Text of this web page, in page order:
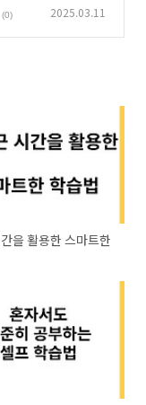
(0) 2025.03.11
을 활용한 스마트한